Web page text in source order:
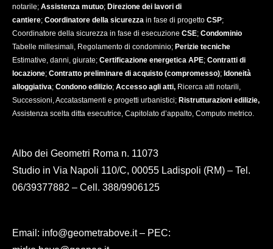
k
e
notarile; Assistenza mutuo; Direzione dei lavori di
cantiere; Coordinatore della sicurezza in fase di progetto CSP;
Coordinatore della sicurezza in fase di esecuzione CSE; Condominio
Tabelle millesimali, Regolamento di condominio; Perizie tecniche
Estimative, danni, giurate; Certificazione energetica APE; Contratti di
locazione; Contratto preliminare di acquisto (compromesso); Idoneità
alloggiativa; Condono edilizio; Accesso agli atti, Ricerca atti notarili,
Successioni, Accatastamenti e progetti urbanistici; Ristrutturazioni edilizie,
Assistenza scelta ditta esecutrice, Capitolato d’appalto, Computo metrico.
Albo dei Geometri Roma n. 11073
Studio in Via Napoli 110/C, 00055 Ladispoli (RM) – Tel.
06/39377882 – Cell. 388/9906125
Email: info@geometrabove.it – PEC: